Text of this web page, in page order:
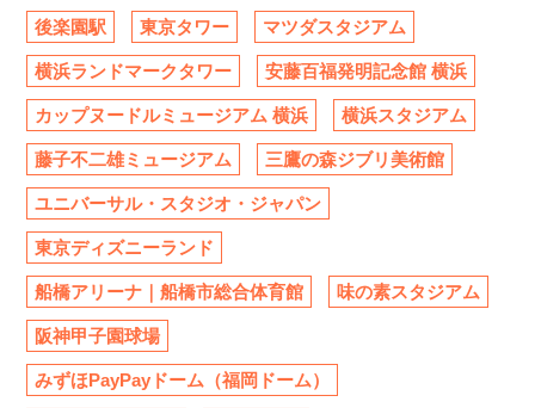
後楽園駅 東京タワー マツダスタジアム
横浜ランドマークタワー 安藤百福発明記念館 横浜
カップヌードルミュージアム 横浜 横浜スタジアム
藤子不二雄ミュージアム 三鷹の森ジブリ美術館
ユニバーサル・スタジオ・ジャパン
東京ディズニーランド
船橋アリーナ｜船橋市総合体育館 味の素スタジアム
阪神甲子園球場
みずほPayPayドーム（福岡ドーム）